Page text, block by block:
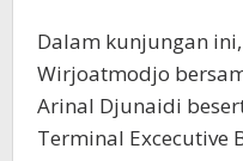
Dalam kunjungan
Wirjoatmodjo
Arinal Djunaidi
Terminal Excecutive